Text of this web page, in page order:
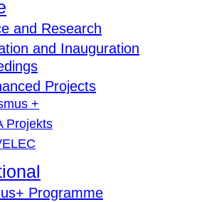
and Research
and Inauguration
Projects
+
Projekts
Programme